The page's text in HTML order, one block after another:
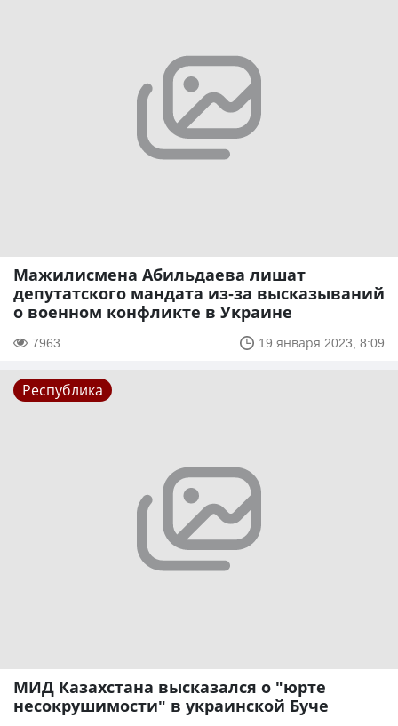
Мажилисмена Абильдаева лишат
депутатского мандата из-за высказываний
о военном конфликте в Украине
7963 19 января 2023, 8:09
Республика
МИД Казахстана высказался о "юрте
несокрушимости" в украинской Буче